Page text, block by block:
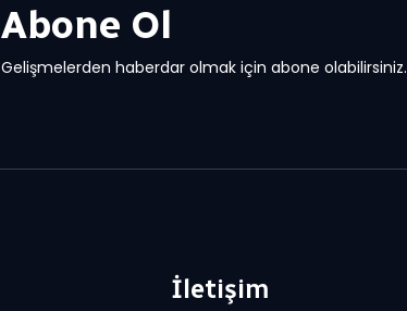
Abone Ol
Gelişmelerden haberdar olmak için abone olabilirsiniz.
İletişim